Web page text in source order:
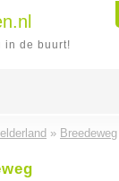
in de buurt!
» Breedeweg